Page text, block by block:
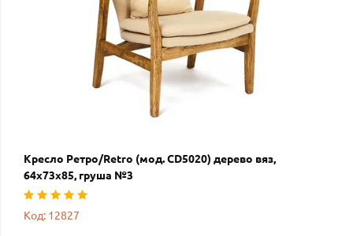
Кресло Ретро/Retro (мод. CD5020) дерево вяз,
64х73х85, груша №3
Код: 12827